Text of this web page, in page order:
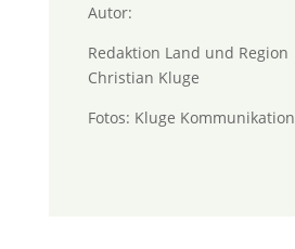
Autor:
Redaktion Land und Region
Christian Kluge
Fotos: Kluge Kommunikation